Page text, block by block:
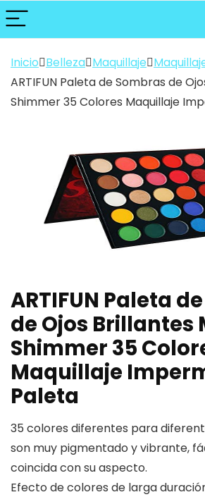
Inicio Belleza Maquillaje
ARTIFUN Paleta de Sombras de
Shimmer 35 Colores Maquillaje
ARTIFUN Paleta
de Ojos Brillantes
Shimmer 35
Maquillaje
Paleta
35 colores diferentes para
son muy pigmentado y vibrante,
coincida con su aspecto.
Efecto de colores de larga